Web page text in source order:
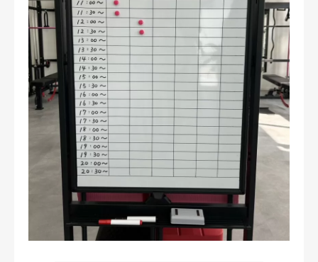
店舗情報
お問い合わせ・ご予約
会則等